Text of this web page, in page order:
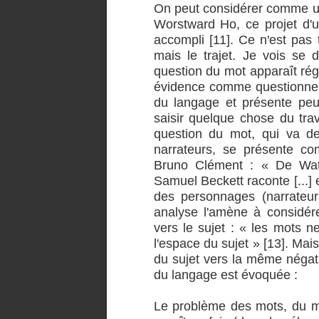
On peut considérer comme
Worstward Ho, ce projet
accompli [11]. Ce n'est pas
mais le trajet. Je vois se
question du mot apparaît
évidence comme
du langage et présente
saisir quelque chose du
question du mot, qui va
narrateurs, se présente
Bruno Clément : « De
Samuel Beckett raconte [...]
des personnages
analyse l'amène à
vers le sujet : « les mots
l'espace du sujet » [13].
du sujet vers la même
du langage est évoquée :
Le problème des mots, du